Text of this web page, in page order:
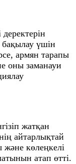
бақылау үшін
армян тарапы
оны заманауи
жатқан
айтарлықтай
көлеңкелі
атап өтті.